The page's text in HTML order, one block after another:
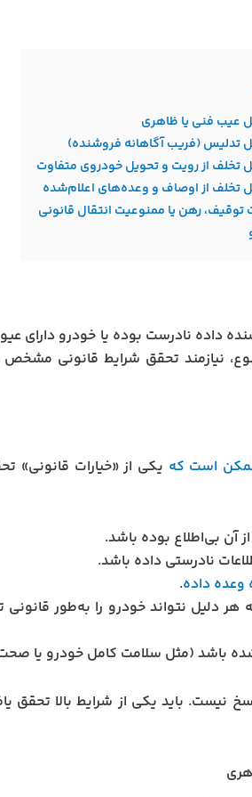
عیب فنی یا ظاهری
تدلیس (فریب آگاهانه فروشنده)
تخلف از رویت و تحویل خودروی متفاوت
تخلف از اوصاف و وعده‌های اعلام‌شده
رهن یا ممنوعیت انتقال قانونی
داده نادرست بوده یا خودرو دارای
نیازمند تحقق شرایط قانونی مشخص
است که یکی از «خیارات قانونی»
آن بی‌اطلاع بوده باشد.
نادرستی داده باشد.
وعده داده.
دلیل نتواند خودرو را به‌طور قانونی
باشد (مثل سلامت کامل خودرو یا
نیست. باید یکی از شرایط بالا تحقق